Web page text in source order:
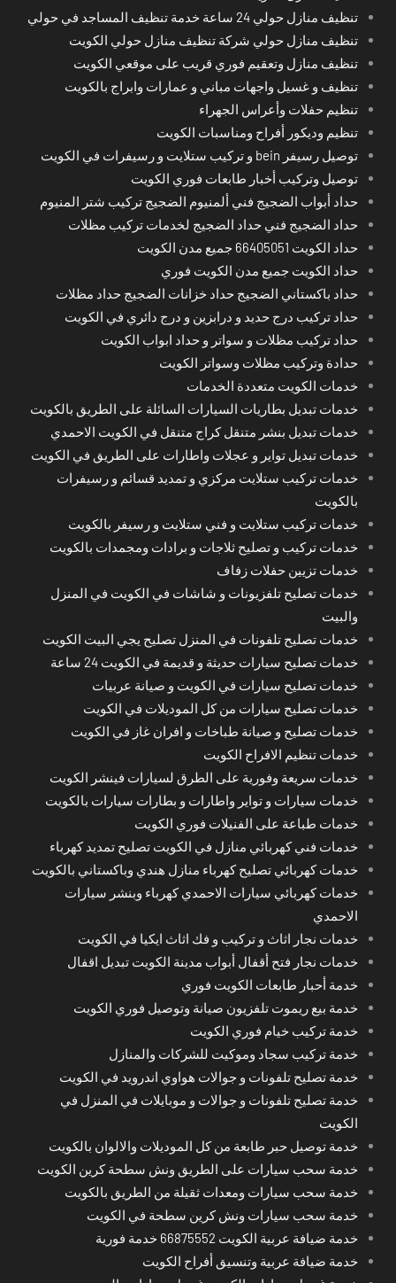
تنظيف منازل حولي 24 ساعة خدمة تنظيف المساجد في حولي
تنظيف منازل حولي شركة تنظيف منازل حولي الكويت
تنظيف منازل وتعقيم فوري قريب على موقعي الكويت
تنظيف و غسيل واجهات مباني و عمارات وابراج بالكويت
تنظيم حفلات وأعراس الجهراء
تنظيم وديكور أفراح ومناسبات الكويت
توصيل رسيفر bein و تركيب ستلايت و رسيفرات في الكويت
توصيل وتركيب أخبار طابعات فوري الكويت
حداد أبواب الضجيج فني ألمنيوم الضجيج تركيب شتر المنيوم
حداد الضجيج فني حداد الضجيج لخدمات تركيب مظلات
حداد الكويت 66405051 جميع مدن الكويت
حداد الكويت جميع مدن الكويت فوري
حداد باكستاني الضجيج حداد خزانات الضجيج حداد مظلات
حداد تركيب درج حديد و درابزين و درج دائري في الكويت
حداد تركيب مظلات و سواتر و حداد ابواب الكويت
حدادة وتركيب مظلات وسواتر الكويت
خدمات الكويت متعددة الخدمات
خدمات تبديل بطاريات السيارات السائلة على الطريق بالكويت
خدمات تبديل بنشر متنقل كراج متنقل في الكويت الاحمدي
خدمات تبديل تواير و عجلات واطارات على الطريق في الكويت
خدمات تركيب ستلايت مركزي و تمديد قسائم و رسيفرات
بالكويت
خدمات تركيب ستلايت و فني ستلايت و رسيفر بالكويت
خدمات تركيب و تصليح ثلاجات و برادات ومجمدات بالكويت
خدمات تزيين حفلات زفاف
خدمات تصليح تلفزيونات و شاشات في الكويت في المنزل
والبيت
خدمات تصليح تلفونات في المنزل تصليح يجي البيت الكويت
خدمات تصليح سيارات حديثة و قديمة في الكويت 24 ساعة
خدمات تصليح سيارات في الكويت و صيانة عربيات
خدمات تصليح سيارات من كل الموديلات في الكويت
خدمات تصليح و صيانة طباخات و افران غاز في الكويت
خدمات تنظيم الافراح الكويت
خدمات سريعة وفورية على الطرق لسيارات فينشر الكويت
خدمات سيارات و تواير واطارات و بطارات سيارات بالكويت
خدمات طباعة على الفنيلات فوري الكويت
خدمات فني كهربائي منازل في الكويت تصليح تمديد كهرباء
خدمات كهربائي تصليح كهرباء منازل هندي وباكستاني بالكويت
خدمات كهربائي سيارات الاحمدي كهرباء وبنشر سيارات
الاحمدي
خدمات نجار اثاث و تركيب و فك اثاث ايكيا في الكويت
خدمات نجار فتح أقفال أبواب مدينة الكويت تبديل اقفال
خدمة أحبار طابعات الكويت فوري
خدمة بيع ريموت تلفزيون صيانة وتوصيل فوري الكويت
خدمة تركيب خيام فوري الكويت
خدمة تركيب سجاد وموكيت للشركات والمنازل
خدمة تصليح تلفونات و جوالات هواوي اندرويد في الكويت
خدمة تصليح تلفونات و جوالات و موبايلات في المنزل في
الكويت
خدمة توصيل حبر طابعة من كل الموديلات والالوان بالكويت
خدمة سحب سيارات على الطريق ونش سطحة كرين الكويت
خدمة سحب سيارات ومعدات ثقيلة من الطريق بالكويت
خدمة سحب سيارات ونش كرين سطحة في الكويت
خدمة ضيافة عربية الكويت 66875552 خدمة فورية
خدمة ضيافة عربية وتنسيق أفراح الكويت